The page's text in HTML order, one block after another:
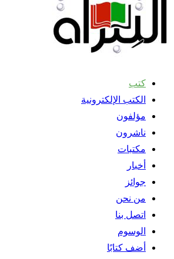
كتب
الكتب الإلكترونية
مؤلفون
ناشرون
مكتبات
أخبار
جوائز
من نحن
اتصل بنا
الوسوم
أضف كتابًا